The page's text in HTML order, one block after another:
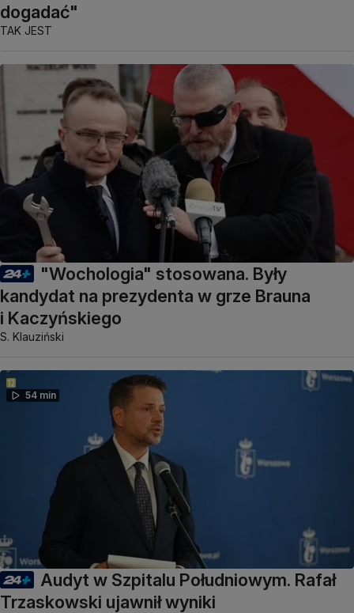
dogadać"
TAK JEST
"Wochologia" stosowana. Były
kandydat na prezydenta w grze Brauna
i Kaczyńskiego
S. Klauziński
54 min
Audyt w Szpitalu Południowym. Rafał
Trzaskowski ujawnił wyniki